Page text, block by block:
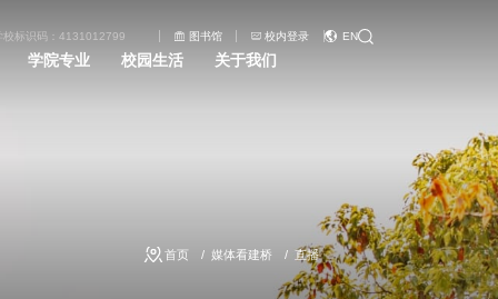
校标识码：4131012799 图书馆 校内登录 EN
学院专业 校园生活 关于我们
首页 媒体看建桥 直播